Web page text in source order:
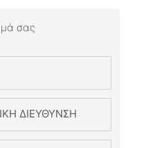
σας
ΔΙΕΥΘΥΝΣΗ